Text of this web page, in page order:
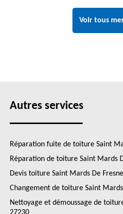
Voir tous
Autres services
Réparation fuite de toiture Saint
Réparation de toiture Saint Mards
Devis toiture Saint Mards De
Changement de toiture Saint
Nettoyage et démoussage de